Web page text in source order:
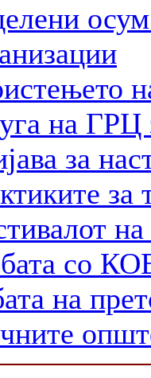
на ГРЦ
за
за
на
со
на